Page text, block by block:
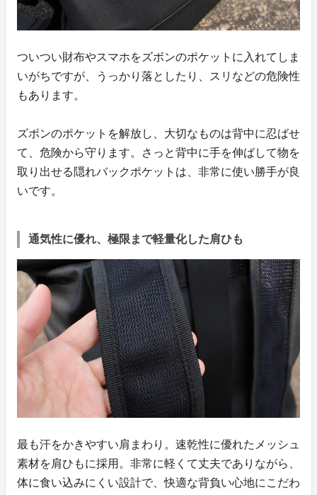
ついつい財布やスマホをズボンのポケットに入れてしま
いがちですが、うっかり落としたり、スリなどの危険性
もあります。
ズボンのポケットを解放し、大切なものは背中に忍ばせ
て、危険から守ります。さっと背中に手を伸ばして物を
取り出せる隠れバックポケットは、非常に使い勝手が良
いです。
通気性に優れ、極限まで軽量化した肩ひも
最も汗をかきやすい肩まわり。速乾性に優れたメッシュ
素材を肩ひもに採用。非常に軽くて丈夫でありながら、
体に食い込みにくい設計で、快適な背負い心地にこだわ